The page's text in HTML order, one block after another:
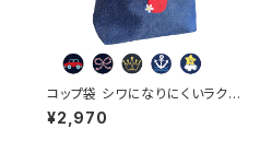
コップ袋 シワになりにくいラクラ
ク素材（クラウン除く）
¥2,970